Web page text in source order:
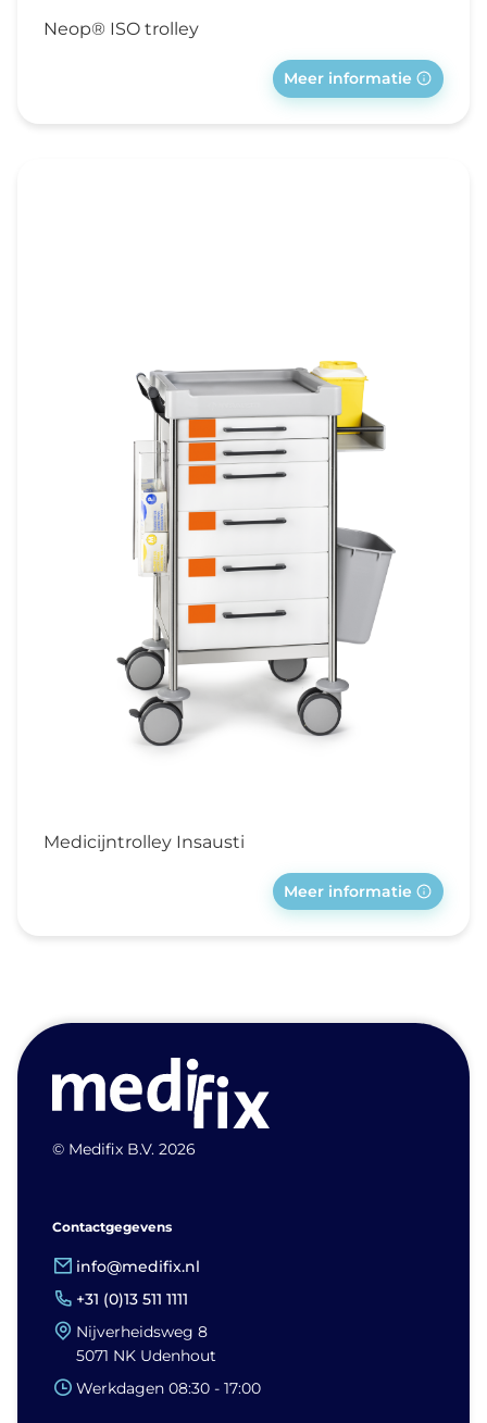
Neop® ISO trolley
Meer informatie
Medicijntrolley Insausti
Meer informatie
© Medifix B.V. 2026
Contactgegevens
info@medifix.nl
+31 (0)13 511 1111
Nijverheidsweg 8
5071 NK Udenhout
Werkdagen 08:30 - 17:00